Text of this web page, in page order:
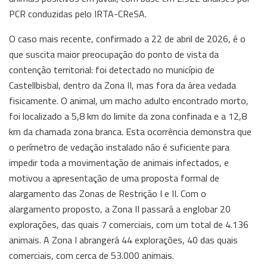
PCR conduzidas pelo IRTA-CReSA.
O caso mais recente, confirmado a 22 de abril de 2026, é o
que suscita maior preocupação do ponto de vista da
contenção territorial: foi detectado no município de
Castellbisbal, dentro da Zona II, mas fora da área vedada
fisicamente. O animal, um macho adulto encontrado morto,
foi localizado a 5,8 km do limite da zona confinada e a 12,8
km da chamada zona branca. Esta ocorrência demonstra que
o perímetro de vedação instalado não é suficiente para
impedir toda a movimentação de animais infectados, e
motivou a apresentação de uma proposta formal de
alargamento das Zonas de Restrição I e II. Com o
alargamento proposto, a Zona II passará a englobar 20
explorações, das quais 7 comerciais, com um total de 4.136
animais. A Zona I abrangerá 44 explorações, 40 das quais
comerciais, com cerca de 53.000 animais.